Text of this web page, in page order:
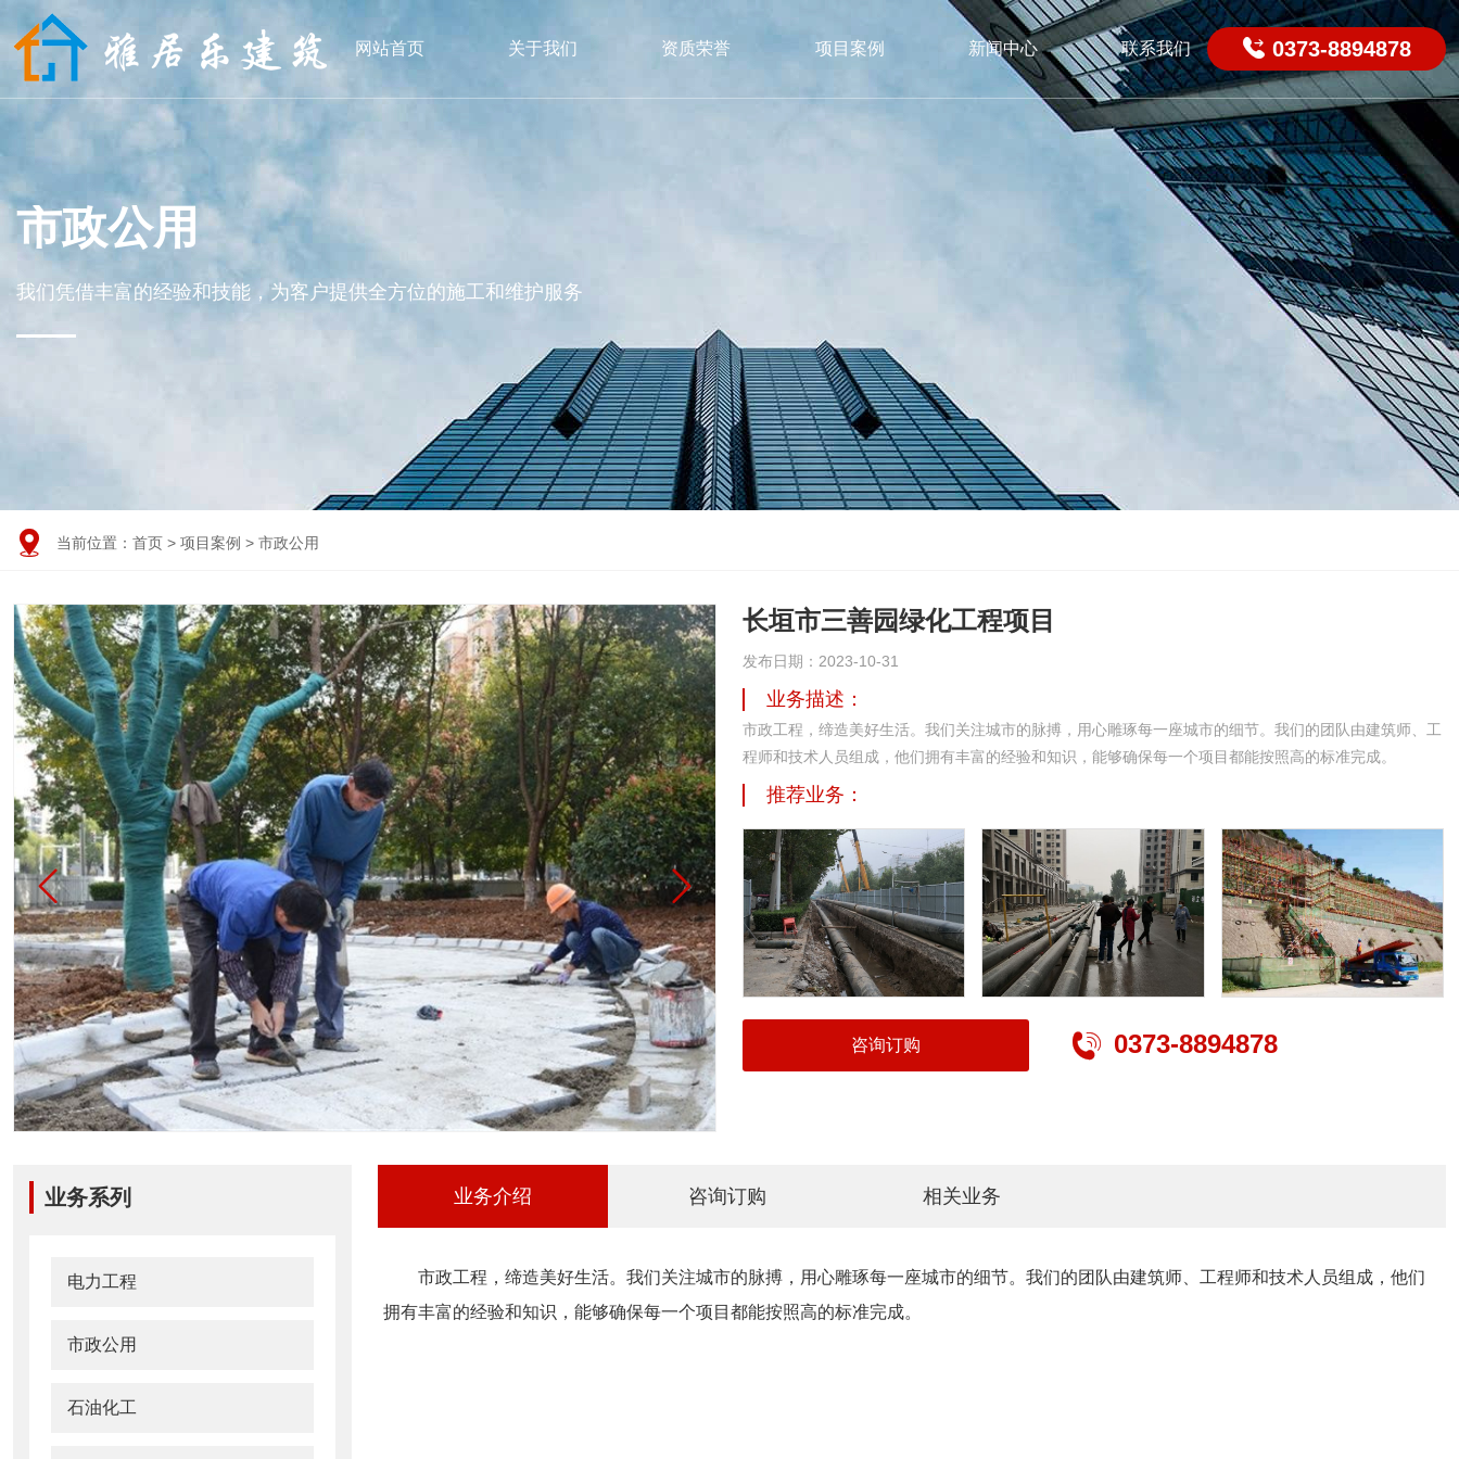
网站首页 关于我们 资质荣誉 项目案例 新闻中心 联系我们  0373-8894878
市政公用
我们凭借丰富的经验和技能，为客户提供全方位的施工和维护服务
 当前位置： 首页 > 项目案例 > 市政公用


长垣市三善园绿化工程项目
发布日期：2023-10-31
业务描述：
市政工程，缔造美好生活。我们关注城市的脉搏，用心雕琢每一座城市的细节。我们的团队由建筑师、工
程师和技术人员组成，他们拥有丰富的经验和知识，能够确保每一个项目都能按照高的标准完成。
推荐业务：
咨询订购  0373-8894878
业务系列
电力工程
市政公用
石油化工
业务介绍 咨询订购 相关业务
市政工程，缔造美好生活。我们关注城市的脉搏，用心雕琢每一座城市的细节。我们的团队由建筑师、工程师和技术人员组成，他们
拥有丰富的经验和知识，能够确保每一个项目都能按照高的标准完成。